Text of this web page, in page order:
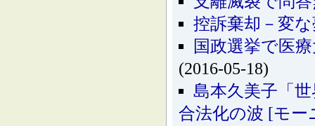
控訴棄却－変
国政選挙で医
(2016-05-18)
島本久美子「
合法化の波 [モー